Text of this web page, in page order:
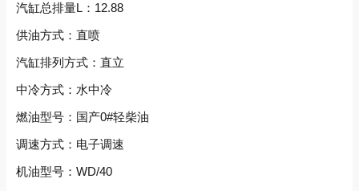
汽缸总排量L：12.88
供油方式：直喷
汽缸排列方式：直立
中冷方式：水中冷
燃油型号：国产0#轻柴油
调速方式：电子调速
机油型号：WD/40